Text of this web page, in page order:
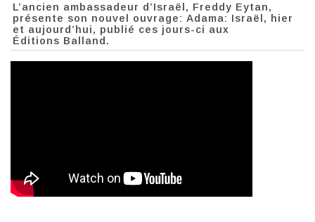
L’ancien ambassadeur d’Israël, Freddy Eytan,
présente son nouvel ouvrage: Adama: Israël, hier
et aujourd’hui, publié ces jours-ci aux
Éditions Balland.